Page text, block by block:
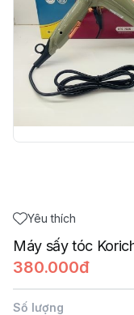
Yêu thích
Máy sấy tóc
380.000đ
Số lượng